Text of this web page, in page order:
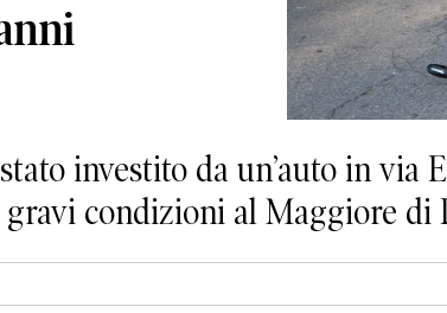
investito da un’auto in via
condizioni al Maggiore di